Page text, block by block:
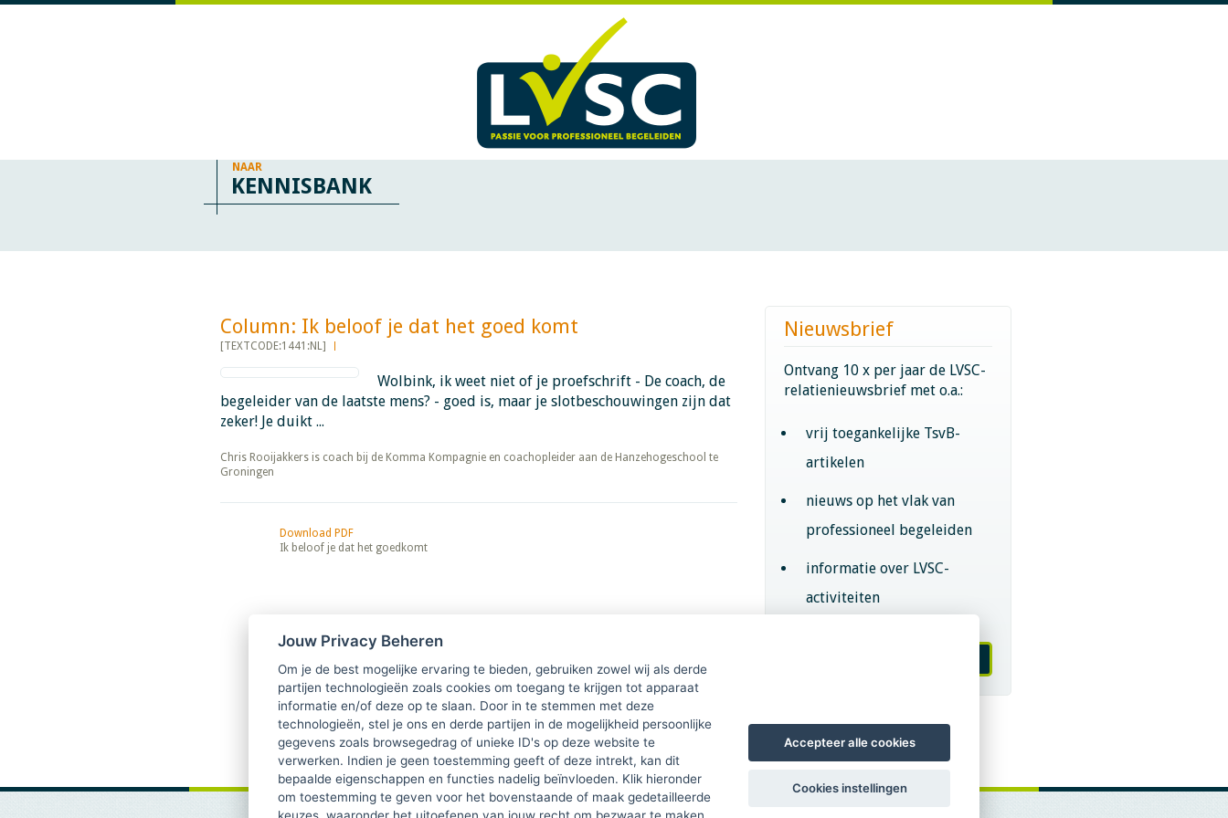
NAAR
KENNISBANK
Column: Ik beloof je dat het goed komt​​​​​​
[TEXTCODE:1441:NL]
Wolbink, ik weet niet of je proefschrift - De coach, de
begeleider van de laatste mens? - goed is, maar je slotbeschouwingen zijn dat
zeker! Je duikt ...
​​​​​​​Chris Rooijakkers is coach bij de Komma Kompagnie en coachopleider aan de Hanzehogeschool te
Groningen
Download PDF
Ik beloof je dat het goedkomt
Nieuwsbrief
Ontvang 10 x per jaar de LVSC-
relatienieuwsbrief met o.a.:
vrij toegankelijke TsvB-
artikelen
nieuws op het vlak van
professioneel begeleiden
informatie over LVSC-
activiteiten
Jouw Privacy Beheren
Om je de best mogelijke ervaring te bieden, gebruiken zowel wij als derde
partijen technologieën zoals cookies om toegang te krijgen tot apparaat
informatie en/of deze op te slaan. Door in te stemmen met deze
technologieën, stel je ons en derde partijen in de mogelijkheid persoonlijke
gegevens zoals browsegedrag of unieke ID's op deze website te
verwerken. Indien je geen toestemming geeft of deze intrekt, kan dit
bepaalde eigenschappen en functies nadelig beïnvloeden. Klik hieronder
om toestemming te geven voor het bovenstaande of maak gedetailleerde
Accepteer alle cookies
Cookies instellingen